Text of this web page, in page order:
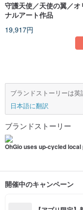
守護天使／天使の翼／オ
ナルアート作品
19,917円
ブランドストーリーは
日本語に翻訳
ブランドストーリー
OhGio uses up-cycled
and creates Eco-friendly
開催中のキャンペーン